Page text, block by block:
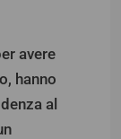
avere
hanno
al